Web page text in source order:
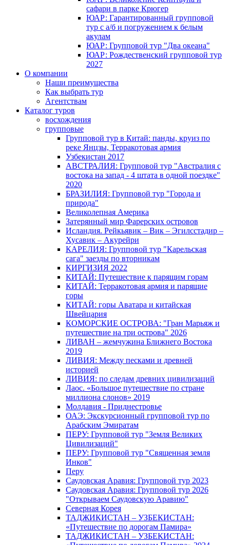
сафари в парке Крюгер
ЮАР: Гарантированный групповой
тур с а/б и погружением к белым
акулам
ЮАР: Групповой тур "Два океана"
ЮАР: Рождественский групповой тур
2027
О компании
Наши преимущества
Как выбрать тур
Агентствам
Каталог туров
восхождения
групповые
Групповой тур в Китай: панды, круиз по
реке Янцзы, Терракотовая армия
Узбекистан 2017
АВСТРАЛИЯ: Групповой тур "Австралия с
востока на запад - 4 штата в одной поездке"
2020
БРАЗИЛИЯ: Групповой тур "Города и
природа"
Великолепная Америка
Затерянный мир Фарерских островов
Исландия. Рейкьявик – Вик – Эгилсстадир –
Хусавик – Акурейри
КАРЕЛИЯ: Групповой тур "Карельская
сага" заезды по вторникам
КИРГИЗИЯ 2022
КИТАЙ: Путешествие к парящим горам
КИТАЙ: Терракотовая армия и парящие
горы
КИТАЙ: горы Аватара и китайская
Швейцария
КОМОРСКИЕ ОСТРОВА: "Гран Марьяж и
путешествие на три острова" 2026
ЛИВАН – жемчужина Ближнего Востока
2019
ЛИВИЯ: Между песками и древней
историей
ЛИВИЯ: по следам древних цивилизаций
Лаос. «Большое путешествие по стране
миллиона слонов» 2019
Молдавия - Приднестровье
ОАЭ: Экскурсионный групповой тур по
Арабским Эмиратам
ПЕРУ: Групповой тур "Земля Великих
Цивилизаций"
ПЕРУ: Групповой тур "Священная земля
Инков"
Перу
Саудовская Аравия: Групповой тур 2023
Саудовская Аравия: Групповой тур 2026
"Открываем Саудовскую Аравию"
Северная Корея
ТАДЖИКИСТАН – УЗБЕКИСТАН:
«Путешествие по дорогам Памира»
ТАДЖИКИСТАН – УЗБЕКИСТАН: